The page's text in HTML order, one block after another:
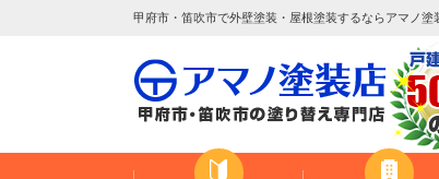
甲府市・笛吹市で外壁塗装・屋根塗装するならアマノ塗